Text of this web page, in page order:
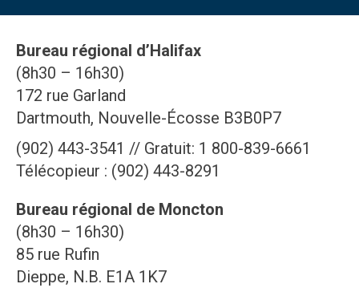
Bureau régional d’Halifax
(8h30 – 16h30)
172 rue Garland
Dartmouth, Nouvelle-Écosse B3B0P7
(902) 443-3541 // Gratuit: 1 800-839-6661
Télécopieur : (902) 443-8291
Bureau régional de Moncton
(8h30 – 16h30)
85 rue Rufin
Dieppe, N.B. E1A 1K7